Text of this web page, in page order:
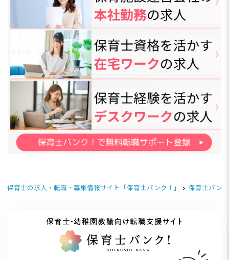
保育士の求人・転職・募集情報サイト「保育士バンク！」 保育士バン